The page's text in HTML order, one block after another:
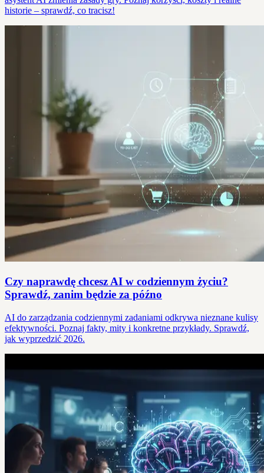
historie – sprawdź, co tracisz!
Czy naprawdę chcesz AI w codziennym życiu?
Sprawdź, zanim będzie za późno
AI do zarządzania codziennymi zadaniami odkrywa nieznane kulisy
efektywności. Poznaj fakty, mity i konkretne przykłady. Sprawdź,
jak wyprzedzić 2026.